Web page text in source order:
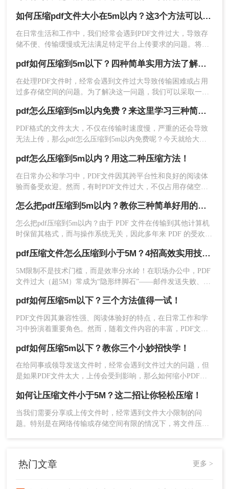
缺点
：可能对文件大小和压缩次数有所限制，
且需要确保上传和下载文件的安全性。
推荐工具：转转大师在线工具
1、打开在线PDF压缩：
https://pdftoword.55.la/compress-pdf/
2、上传PDF文件，需要注意的是，如果你的PDF文
件设置了密码保护，那么先要解除再来压缩哦。
3、如果对压缩有要求，还可以设置一下压缩程度。
将介绍两种实用的方法，帮助你将PDF文件大小压缩到5M以
内。
如何压缩pdf文件大小在5m以内？这3个方法可以实现！
在日常生活和工作中，我们经常会遇到PDF文件过大，导致存
储不便、传输缓慢或无法满足特定平台上传要求的问题。将
文件处理效率。那么如何压缩pdf文件大小在5m以内呢？下面
将为您介绍几种简单有效的方法，帮助您轻松实现PDF文件的
压缩。
pdf如何压缩到5m以下？四种简单实用方法了解一下！
在处理PDF文件时，经常会遇到文件过大导致传输困难或占用
过多存储空间的问题。为了解决这一问题，我们可以采取一些
压缩到5m以下呢？以下是四个实用的方法，帮助您轻松实现这
一目标。
pdf怎么压缩到5m以内免费？来这里学习三种简单免费的方法
PDF格式的文件太大，不仅在传输时速度慢，严重的还会导致
无法上传，那么pdf怎么压缩到5m以内免费呢？今天就给大家
pdf怎么压缩到5m以内？用这二种压缩方法！
在日常办公和学习中，PDF文件因其跨平台性和良好的阅读体
验而备受欢迎。然而，有时PDF文件过大，不仅占用存储空
将介绍两种将PDF文件压缩到5M以内的方法。
怎么把pdf压缩到5m以内？教你三种简单好用的压缩方法！
怎么把pdf压缩到5m以内？由于 PDF 文件在传输到其他计算机
时保留其格式，而与操作系统无关，因此多年来 PDF 的受欢迎
pdf压缩文件怎么压缩到小于5M？4招高效实用技巧轻松搞定！
5M限制不是技术门槛，而是效率分水岭！在职场办公中，PDF
文件过大（超5M）常成为“隐形绊脚石”——邮件发送失败、云
PDF体积问题导致工作延误，但90%的压缩方案却陷入“牺牲质
量”或“操作繁琐”的陷阱。
pdf如何压缩5m以下？三个方法值得一试！
PDF文件因其兼容性强、阅读体验好的特点，在日常工作和学
习中扮演着重要角色。然而，随着文件内容的丰富，PDF文件
何压缩5m以下呢？本文将介绍三种实用的方法，帮助你轻松将
PDF文件压缩至5MB以下。
pdf如何压缩5m以下？教你三个小妙招快学！
在给同事或领导发送文件时，经常会遇到文件过大的问题，但
是如果PDF文件太大，上传会受到影响，那么如何缩小PDF文
了，那么问题来了，该如何pdf压缩？用什么工具会比较方便
呢？
如何让压缩文件小于5M？这二招让你轻松压缩！
当我们需要分享或上传文件时，经常遇到文件大小限制的问
题。特别是在网络传输或存储空间有限的情况下，将文件压缩
热门文章 更多 >